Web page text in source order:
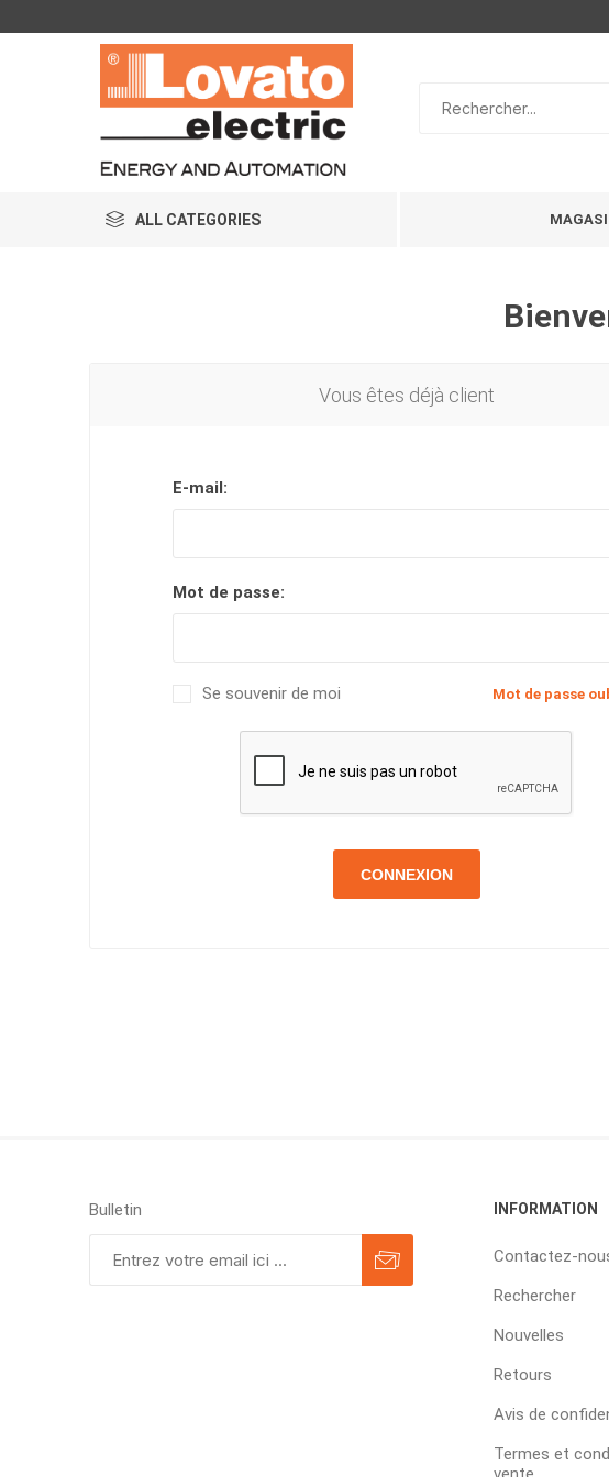
ALL CATEGORIES
Vous êtes déjà client
E-mail:
Mot de passe:
Mot de passe
Se souvenir de moi
CONNEXION
Bulletin INFORMATION
Contactez-
Rechercher
Nouvelles
Retours
Avis de
Termes et